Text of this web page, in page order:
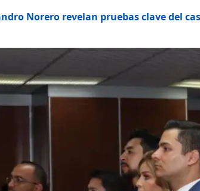
Norero revelan pruebas clave del